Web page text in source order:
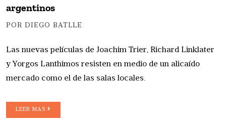
argentinos
POR DIEGO BATLLE
Las nuevas películas de Joachim Trier, Richard Linklater
y Yorgos Lanthimos resisten en medio de un alicaído
mercado como el de las salas locales.
LEER MAS